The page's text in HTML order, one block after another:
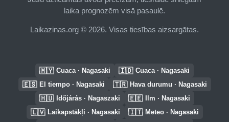
laika prognozēm visā pasaulē.
Laikazinas.org © 2026. Visas tiesības aizsargātas.
🇲🇾 Cuaca · Nagasaki 🇮🇩 Cuaca · Nagasaki
🇪🇸 El tiempo · Nagasaki 🇹🇷 Hava durumu · Nagasaki
🇭🇺 Időjárás · Nagaszaki 🇪🇪 Ilm · Nagasaki
🇱🇻 Laikapstākļi · Nagasaki 🇮🇹 Meteo · Nagasaki